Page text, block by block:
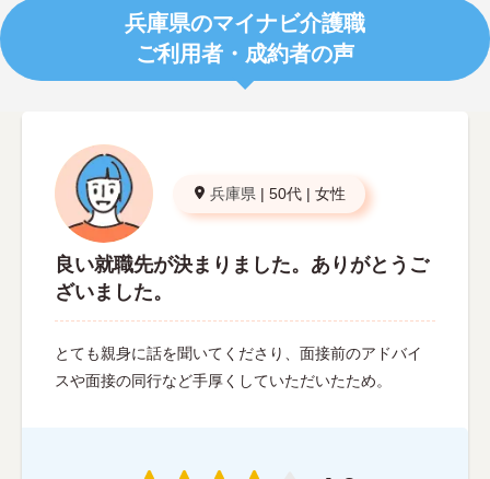
兵庫県のマイナビ介護職
ご利用者・成約者の声
兵庫県 | 50代 | 女性
良い就職先が決まりました。ありがとうご
ざいました。
とても親身に話を聞いてくださり、面接前のアドバイ
スや面接の同行など手厚くしていただいたため。